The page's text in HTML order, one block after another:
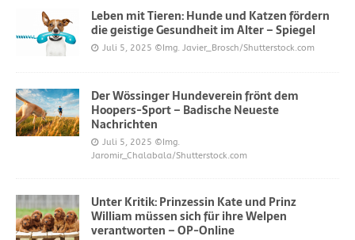
Leben mit Tieren: Hunde und Katzen fördern
die geistige Gesundheit im Alter – Spiegel
Juli 5, 2025 ©Img. Javier_Brosch/Shutterstock.com
Der Wössinger Hundeverein frönt dem
Hoopers-Sport – Badische Neueste
Nachrichten
Juli 5, 2025 ©Img.
Jaromir_Chalabala/Shutterstock.com
Unter Kritik: Prinzessin Kate und Prinz
William müssen sich für ihre Welpen
verantworten – OP-Online